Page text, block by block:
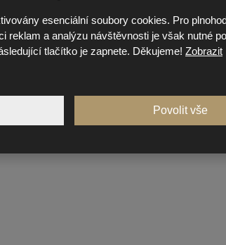
esenciální soubory cookies. Pro
reklam a analýzu návštěvnosti je však nutné
tlačítko je zapnete. Děkujeme! Zobrazit
Povolit vše